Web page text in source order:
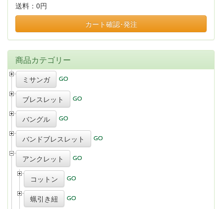
送料： 0円
カート確認･発注
商品カテゴリー
ミサンガ
ブレスレット
バングル
バンドブレスレット
アンクレット
コットン
蝋引き紐